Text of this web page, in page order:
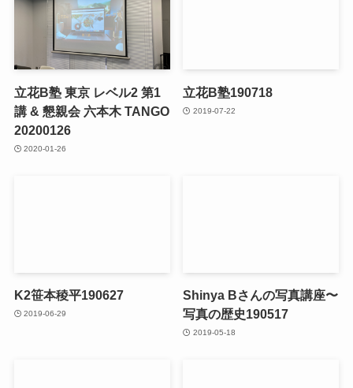
立花B塾 東京 レベル2 第1
講 & 懇親会 六本木 TANGO
20200126
2020-01-26
立花B塾190718
2019-07-22
K2笹本稜平190627
2019-06-29
Shinya Bさんの写真講座〜
写真の歴史190517
2019-05-18